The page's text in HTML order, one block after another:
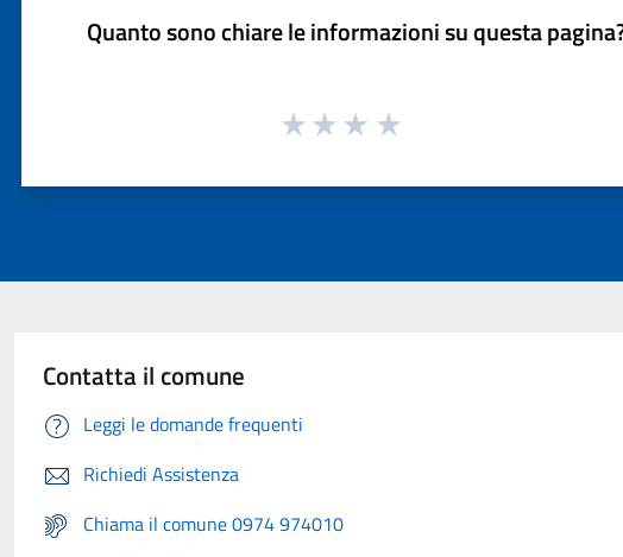
Quanto sono chiare le informazioni su questa
Contatta il comune
Leggi le domande frequenti
Richiedi Assistenza
Chiama il comune 0974 974010